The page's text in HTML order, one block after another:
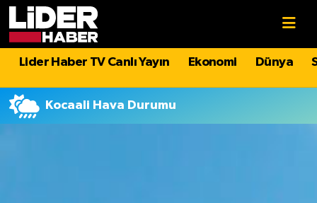
Lider Haber TV Canlı Yayın Ekonomi Dünya
Kocaali Hava Durumu
Politika
Asayiş
Hava Durumu
İstanbul Namaz Vakitleri